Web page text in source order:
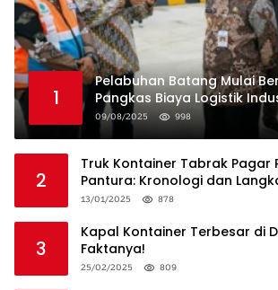
1
Pelabuhan Batang Mulai
Pangkas Biaya Logistik
09/08/2025 998
2
Truk Kontainer Tabrak Pagar
Pantura: Kronologi dan
13/01/2025 878
3
Kapal Kontainer Terbesar di
Faktanya!
25/02/2025 809